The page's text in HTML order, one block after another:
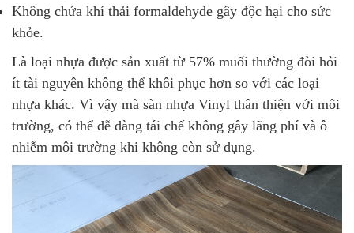
Không chứa khí thải formaldehyde gây độc hại cho sức
khỏe.
Là loại nhựa được sản xuất từ 57% muối thường đòi hỏi
ít tài nguyên không thể khôi phục hơn so với các loại
nhựa khác. Vì vậy mà sàn nhựa Vinyl thân thiện với môi
trường, có thể dễ dàng tái chế không gây lãng phí và ô
nhiễm môi trường khi không còn sử dụng.